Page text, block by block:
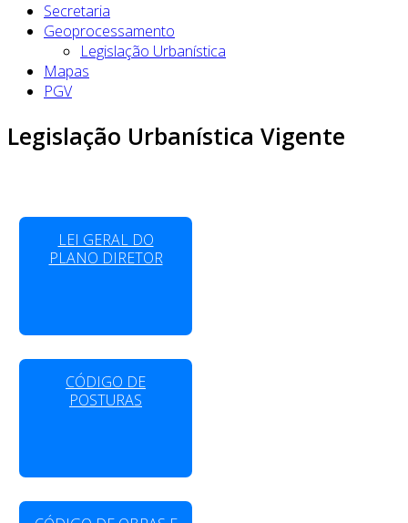
Secretaria
Geoprocessamento
Legislação Urbanística
Mapas
PGV
Legislação Urbanística Vigente
LEI GERAL DO
PLANO DIRETOR
CÓDIGO DE
POSTURAS